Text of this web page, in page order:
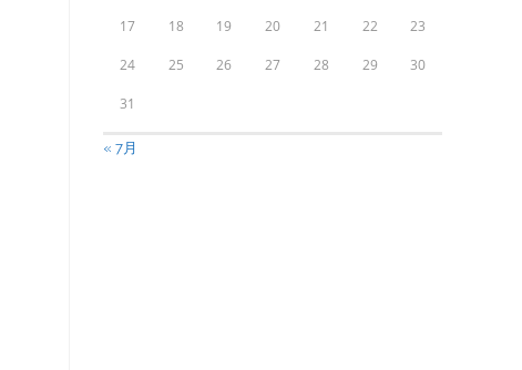
17 18 19 20 21 22 23
24 25 26 27 28 29 30
31
« 7月